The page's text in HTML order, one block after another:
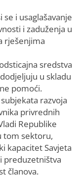
i usaglašavanje
i zaduženja u
rješenjima
sredstva
u skladu
pomoći.
razvoja
privrednih
Republike
tom sektoru,
kapacitet Savjeta
preduzetništva
članova.